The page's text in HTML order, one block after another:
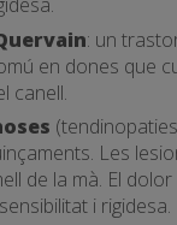
: un
en dones que
canell.
Les
de la mà. El
i rigidesa.